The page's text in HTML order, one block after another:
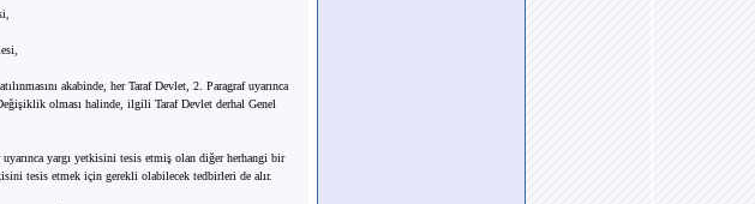
akabinde, her Taraf Devlet, 2. Paragraf uyarınca
olması halinde, ilgili Taraf Devlet derhal Genel
yargı yetkisini tesis etmiş olan diğer herhangi bir
tesis etmek için gerekli olabilecek tedbirleri de alır.